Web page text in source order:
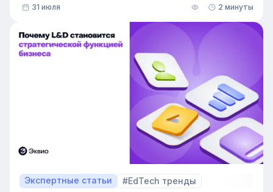
снимает с рекрутера рутину. Сегодня программа для
рекрутинга – это базовый инструмент для быстрого
и системного закрытия вакансий.
31 июля 2 минуты
Экспертные статьи #EdTech тренды